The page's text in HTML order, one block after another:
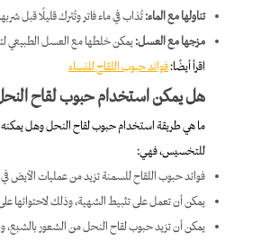
تناولها مع الماء:تُذاب في ماء فاتر وتُترك قليلًا قبل
مزجها مع العسل:يمكن خلطها مع العسل الطبيعي
اقرأ أيضًا:فوائد حبوب اللقاح للنساء
هل يمكن استخدام حبوب لقاح
ما هي طريقة استخدام حبوب لقاح النحل وهل يمكنه
للتخسيس، فهي:
فوائد حبوب اللقاح للسمنة​تزيد من عمليات الأيض
يمكن أن تعمل على تثبيط الشهية، وذلك لاحتوائها
يمكن أن تزيد حبوب لقاح النحل من الشعور بالشبع،